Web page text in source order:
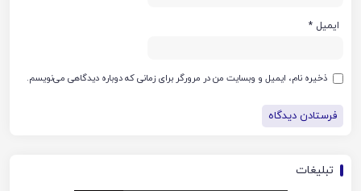
ایمیل *
ذخیره نام، ایمیل و وبسایت من در مرورگر برای زمانی که دوباره دیدگاهی می‌نویسم.
تبلیغات